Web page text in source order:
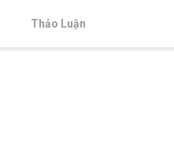
Thảo Luận